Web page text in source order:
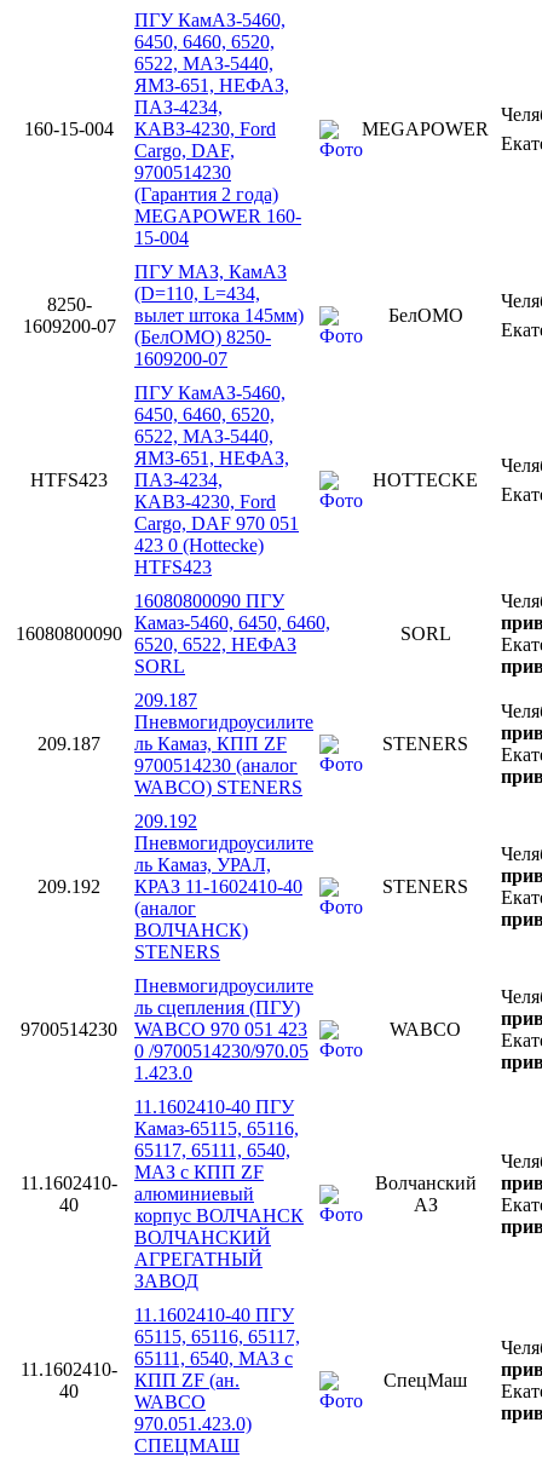
160-15-004
ПГУ КамАЗ-5460,
6450, 6460, 6520,
6522, МАЗ-5440,
ЯМЗ-651, НЕФАЗ,
ПАЗ-4234,
КАВЗ-4230, Ford
Cargo, DAF,
9700514230
(Гарантия 2 года)
MEGAPOWER 160-
15-004
MEGAPOWER
8250-
1609200-07
ПГУ МАЗ, КамАЗ
(D=110, L=434,
вылет штока 145мм)
(БелОМО) 8250-
1609200-07
БелОМО
HTFS423
ПГУ КамАЗ-5460,
6450, 6460, 6520,
6522, МАЗ-5440,
ЯМЗ-651, НЕФАЗ,
ПАЗ-4234,
КАВЗ-4230, Ford
Cargo, DAF 970 051
423 0 (Hottecke)
HTFS423
HOTTECKE
16080800090
16080800090 ПГУ
Камаз-5460, 6450, 6460,
6520, 6522, НЕФАЗ
SORL
SORL
209.187
209.187
Пневмогидроусилите
ль Камаз, КПП ZF
9700514230 (аналог
WABCO) STENERS
STENERS
209.192
209.192
Пневмогидроусилите
ль Камаз, УРАЛ,
КРАЗ 11-1602410-40
(аналог
ВОЛЧАНСК)
STENERS
STENERS
9700514230
Пневмогидроусилите
ль сцепления (ПГУ)
WABCO 970 051 423
0 /9700514230/970.05
1.423.0
WABCO
11.1602410-
40
11.1602410-40 ПГУ
Камаз-65115, 65116,
65117, 65111, 6540,
МАЗ с КПП ZF
алюминиевый
корпус ВОЛЧАНСК
ВОЛЧАНСКИЙ
АГРЕГАТНЫЙ
ЗАВОД
Волчанский
АЗ
11.1602410-
40
11.1602410-40 ПГУ
65115, 65116, 65117,
65111, 6540, МАЗ с
КПП ZF (ан.
WABCO
970.051.423.0)
СПЕЦМАШ
СпецМаш